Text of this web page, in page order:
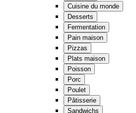
Cuisine du monde
Desserts
Fermentation
Pain maison
Pizzas
Plats maison
Poisson
Porc
Poulet
Pâtisserie
Sandwichs